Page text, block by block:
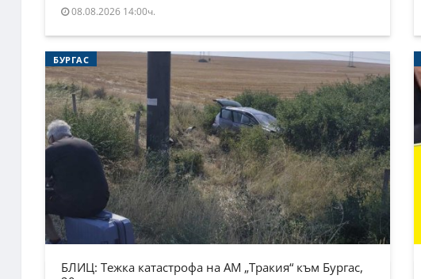
08.08.2026 14:00ч.
БУРГАС
БЛИЦ: Тежка катастрофа на АМ „Тракия“ към Бургас,